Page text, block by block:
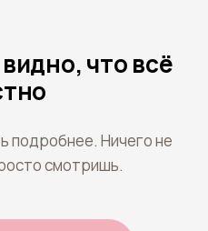
что всё
подробнее. Ничего не
смотришь.